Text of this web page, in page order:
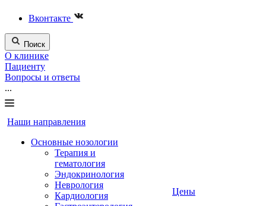
Вконтакте
Поиск
О клинике
Пациенту
Вопросы и ответы
...
Наши направления
Основные нозологии
Терапия и
гематология
Эндокринология
Неврология
Кардиология
Цены